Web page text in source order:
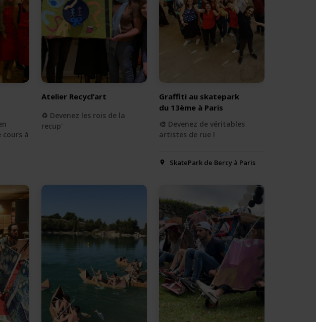
cours à
Atelier Recycl’art
♻️ Devenez les rois de la
recup'
Graffiti au skatepark
du 13ème à Paris
🎨 Devenez de véritables
artistes de rue !
SkatePark de Bercy à Paris